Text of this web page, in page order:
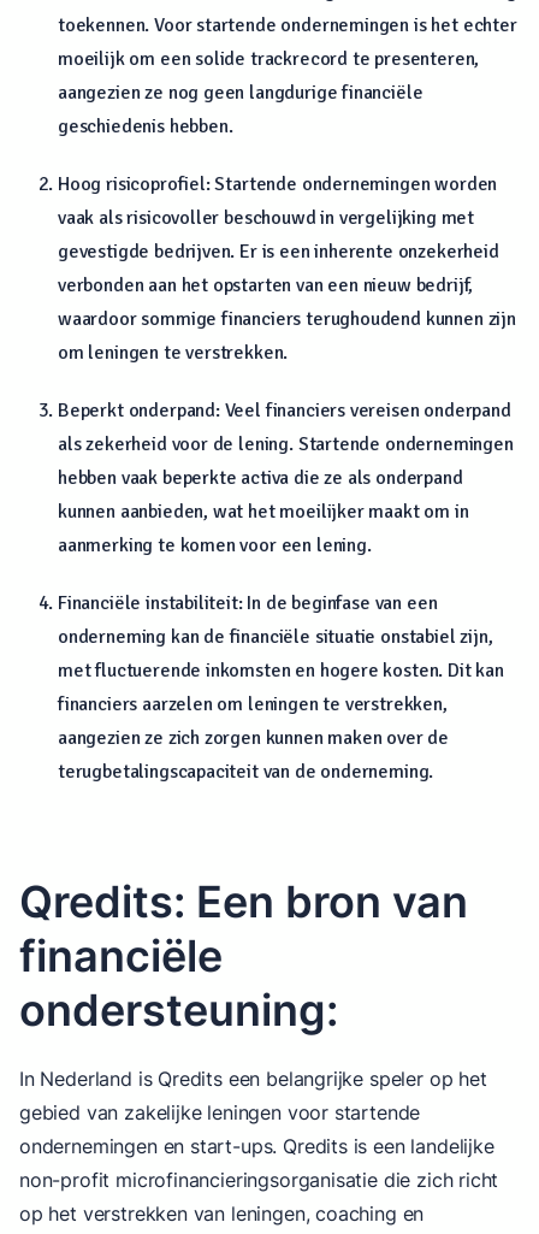
toekennen. Voor startende ondernemingen is het echter
moeilijk om een solide trackrecord te presenteren,
aangezien ze nog geen langdurige financiële
geschiedenis hebben.
Hoog risicoprofiel: Startende ondernemingen worden
vaak als risicovoller beschouwd in vergelijking met
gevestigde bedrijven. Er is een inherente onzekerheid
verbonden aan het opstarten van een nieuw bedrijf,
waardoor sommige financiers terughoudend kunnen zijn
om leningen te verstrekken.
Beperkt onderpand: Veel financiers vereisen onderpand
als zekerheid voor de lening. Startende ondernemingen
hebben vaak beperkte activa die ze als onderpand
kunnen aanbieden, wat het moeilijker maakt om in
aanmerking te komen voor een lening.
Financiële instabiliteit: In de beginfase van een
onderneming kan de financiële situatie onstabiel zijn,
met fluctuerende inkomsten en hogere kosten. Dit kan
financiers aarzelen om leningen te verstrekken,
aangezien ze zich zorgen kunnen maken over de
terugbetalingscapaciteit van de onderneming.
Qredits: Een bron van
financiële
ondersteuning:
In Nederland is Qredits een belangrijke speler op het
gebied van zakelijke leningen voor startende
ondernemingen en start-ups. Qredits is een landelijke
non-profit microfinancieringsorganisatie die zich richt
op het verstrekken van leningen, coaching en